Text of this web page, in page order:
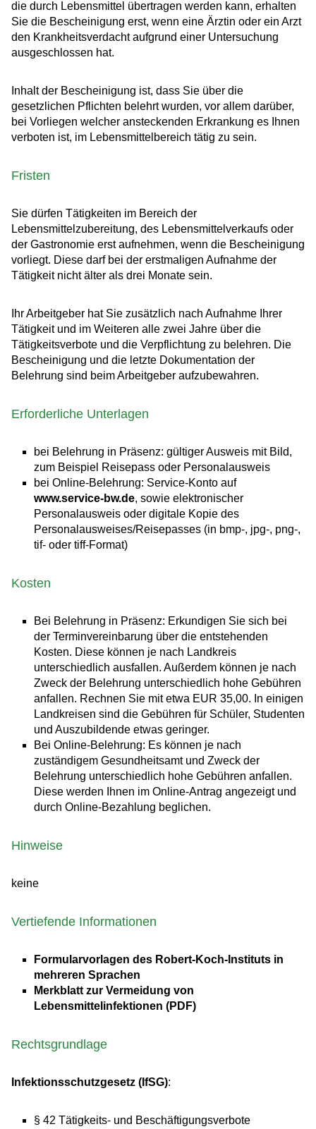
die durch Lebensmittel übertragen werden kann, erhalten
Sie die Bescheinigung erst, wenn eine Ärztin oder ein Arzt
den Krankheitsverdacht aufgrund einer Untersuchung
ausgeschlossen hat.
Inhalt der Bescheinigung ist, dass Sie über die
gesetzlichen Pflichten belehrt wurden, vor allem darüber,
bei Vorliegen welcher ansteckenden Erkrankung es Ihnen
verboten ist, im Lebensmittelbereich tätig zu sein.
Fristen
Sie dürfen Tätigkeiten im Bereich der
Lebensmittelzubereitung, des Lebensmittelverkaufs oder
der Gastronomie erst aufnehmen, wenn die Bescheinigung
vorliegt. Diese darf bei der erstmaligen Aufnahme der
Tätigkeit nicht älter als drei Monate sein.
Ihr Arbeitgeber hat Sie zusätzlich nach Aufnahme Ihrer
Tätigkeit und im Weiteren alle zwei Jahre über die
Tätigkeitsverbote und die Verpflichtung zu belehren. Die
Bescheinigung und die letzte Dokumentation der
Belehrung sind beim Arbeitgeber aufzubewahren.
Erforderliche Unterlagen
bei Belehrung in Präsenz: gültiger Ausweis mit Bild,
zum Beispiel Reisepass oder Personalausweis
bei Online-Belehrung: Service-Konto auf
www.service-bw.de, sowie elektronischer
Personalausweis oder digitale Kopie des
Personalausweises/Reisepasses (in bmp-, jpg-, png-,
tif- oder tiff-Format)
Kosten
Bei Belehrung in Präsenz: Erkundigen Sie sich bei
der Terminvereinbarung über die entstehenden
Kosten. Diese können je nach Landkreis
unterschiedlich ausfallen. Außerdem können je nach
Zweck der Belehrung unterschiedlich hohe Gebühren
anfallen. Rechnen Sie mit etwa EUR 35,00. In einigen
Landkreisen sind die Gebühren für Schüler, Studenten
und Auszubildende etwas geringer.
Bei Online-Belehrung: Es können je nach
zuständigem Gesundheitsamt und Zweck der
Belehrung unterschiedlich hohe Gebühren anfallen.
Diese werden Ihnen im Online-Antrag angezeigt und
durch Online-Bezahlung beglichen.
Hinweise
keine
Vertiefende Informationen
Formularvorlagen des Robert-Koch-Instituts in
mehreren Sprachen
Merkblatt zur Vermeidung von
Lebensmittelinfektionen (PDF)
Rechtsgrundlage
Infektionsschutzgesetz (IfSG):
§ 42 Tätigkeits- und Beschäftigungsverbote